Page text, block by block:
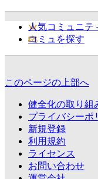
人気コミュニテ
コミュを探す
このページの上部へ
健全化の取り組
プライバシーポ
新規登録
利用規約
ライセンス
お問い合わせ